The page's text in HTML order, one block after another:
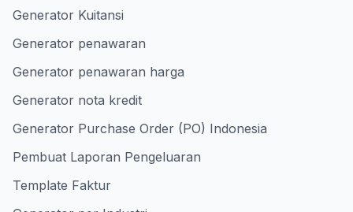
Generator Kuitansi
Generator penawaran
Generator penawaran harga
Generator nota kredit
Generator Purchase Order (PO) Indonesia
Pembuat Laporan Pengeluaran
Template Faktur